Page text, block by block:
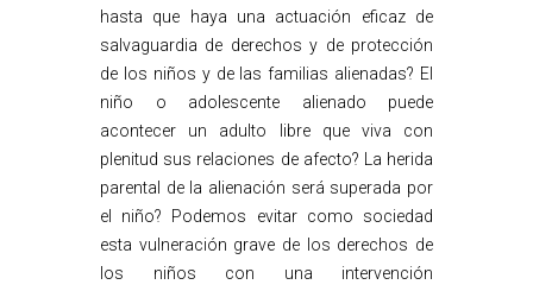
hasta que haya una actuación eficaz de
salvaguardia de derechos y de protección
de los niños y de las familias alienadas? El
niño o adolescente alienado puede
acontecer un adulto libre que viva con
plenitud sus relaciones de afecto? La herida
parental de la alienación será superada por
el niño? Podemos evitar como sociedad
esta vulneración grave de los derechos de
los niños con una intervención